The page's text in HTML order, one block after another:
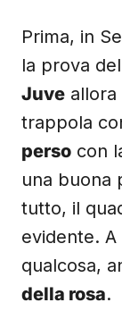
Prima, in
la prova
Juve allora
trappola
perso con
una buona
tutto, il
evidente. A
qualcosa,
della rosa.